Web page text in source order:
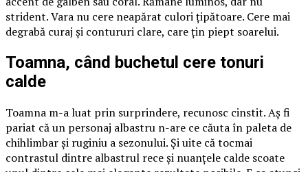
strident. Vara nu cere neapărat culori țipătoare. Cere mai
degrabă curaj și contururi clare, care țin piept soarelui.
Toamna, când buchetul cere tonuri
calde
Toamna m-a luat prin surprindere, recunosc cinstit. Aș fi
pariat că un personaj albastru n-are ce căuta în paleta de
chihlimbar și ruginiu a sezonului. Și uite că tocmai
contrastul dintre albastrul rece și nuanțele calde scoate